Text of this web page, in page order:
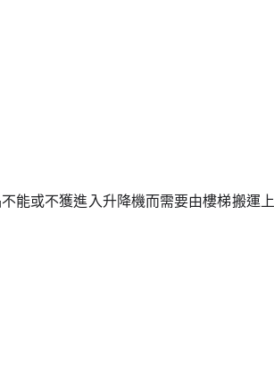
能或不獲進入升降機而需要由樓梯搬運上